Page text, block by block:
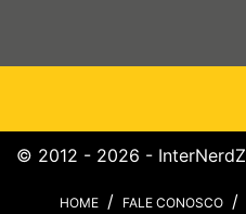
© 2012 - 2026 - InterNerdZ
HOME FALE CONOSCO